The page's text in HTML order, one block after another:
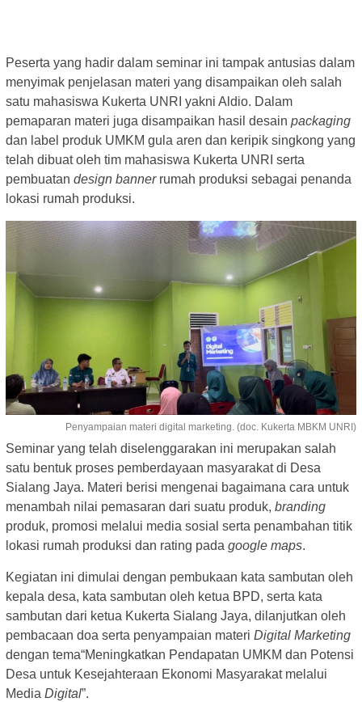
Peserta yang hadir dalam seminar ini tampak antusias dalam
menyimak penjelasan materi yang disampaikan oleh salah
satu mahasiswa Kukerta UNRI yakni Aldio. Dalam
pemaparan materi juga disampaikan hasil desain packaging
dan label produk UMKM gula aren dan keripik singkong yang
telah dibuat oleh tim mahasiswa Kukerta UNRI serta
pembuatan design bannerrumah produksi sebagai penanda
lokasi rumah produksi.
Penyampaian materi digital marketing. (doc. Kukerta MBKM UNRI)
Seminar yang telah diselenggarakan ini merupakan salah
satu bentuk proses pemberdayaan masyarakat di Desa
Sialang Jaya. Materi berisi mengenai bagaimana cara untuk
menambah nilai pemasaran dari suatu produk, branding
produk, promosi melalui media sosial serta penambahan titik
lokasi rumah produksi dan rating pada google maps.
Kegiatan ini dimulai dengan pembukaan kata sambutan oleh
kepala desa, kata sambutan oleh ketua BPD, serta kata
sambutan dari ketua Kukerta Sialang Jaya, dilanjutkan oleh
pembacaan doa serta penyampaian materi Digital Marketing
dengan tema“Meningkatkan Pendapatan UMKM dan Potensi
Desa untuk Kesejahteraan Ekonomi Masyarakat melalui
Media Digital”.